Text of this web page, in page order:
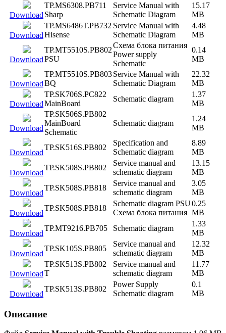
Download
TP.MS6308.PB711
Sharp
Service Manual with
Schematic Diagram
15.17
MB
Download
TP.MS6486T.PB732
Hisense
Service Manual with
Schematic Diagram
4.48
MB
Download
TP.MT5510S.PB802
PSU
Схема блока питания
Power supply
Schematic
0.14
MB
Download
TP.MT5510S.PB803
BQ
Service Manual with
Schematic Diagram
22.32
MB
Download
TP.SK706S.PC822
MainBoard
Schematic diagram
1.37
MB
Download
TP.SK506S.PB802
MainBoard
Schematic
Schematic diagram
1.24
MB
Download
TP.SK516S.PB802
Specification and
Schematic diagram
8.89
MB
Download
TP.SK508S.PB802
Service manual and
schematic diagram
13.15
MB
Download
TP.SK508S.PB818
Service manual and
schematic diagram
3.05
MB
Download
TP.SK508S.PB818
Schematic diagram PSU
Схема блока питания
0.25
MB
Download
TP.MT9216.PB705 Schematic diagram
1.33
MB
Download
TP.SK105S.PB805
Service manual and
schematic diagram
12.32
MB
Download
TP.SK513S.PB802
T
Service manual and
schematic diagram
11.77
MB
Download
TP.SK513S.PB802
Power Supply
Schematic diagram
0.1
MB
Описание